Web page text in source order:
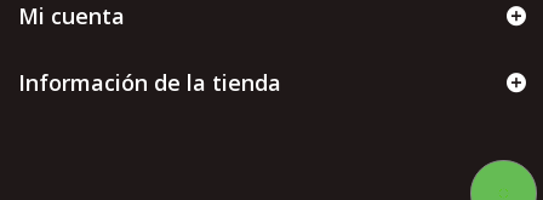
Mi cuenta
Información de la tienda